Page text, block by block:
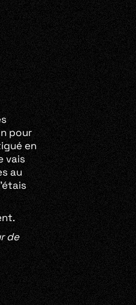
pour
en
vais
au
de